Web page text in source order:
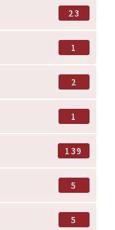
23
1
2
1
139
5
5